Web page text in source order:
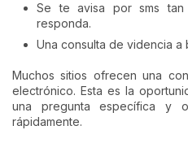
Se te avisa por sms
responda.
Una consulta de videncia a
Muchos sitios ofrecen una
electrónico. Esta es la
una pregunta específica y
rápidamente.